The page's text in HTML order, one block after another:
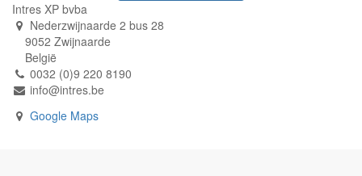
Intres XP bvba
Nederzwijnaarde 2 bus 28
9052 Zwijnaarde
België
0032 (0)9 220 8190
info@intres.be
Google Maps